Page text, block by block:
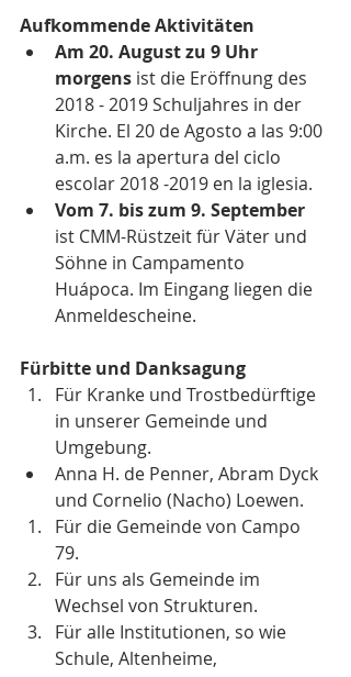
Aufkommende Aktivitäten
Am 20. August zu 9 Uhr
morgens ist die Eröffnung des
2018 - 2019 Schuljahres in der
Kirche. El 20 de Agosto a las 9:00
a.m. es la apertura del ciclo
escolar 2018 -2019 en la iglesia.
Vom 7. bis zum 9. September
ist CMM-Rüstzeit für Väter und
Söhne in Campamento
Huápoca. Im Eingang liegen die
Anmeldescheine.
Fürbitte und Danksagung
Für Kranke und Trostbedürftige
in unserer Gemeinde und
Umgebung.
Anna H. de Penner, Abram Dyck
und Cornelio (Nacho) Loewen.
Für die Gemeinde von Campo
79.
Für uns als Gemeinde im
Wechsel von Strukturen.
Für alle Institutionen, so wie
Schule, Altenheime,